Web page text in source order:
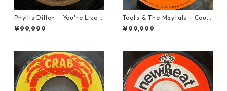
Phyllis Dillon - You're Like H
eaven To Me【7-21913】
¥99,999
Toots & The Maytals - Coun
try Road【7-21951】
¥99,999